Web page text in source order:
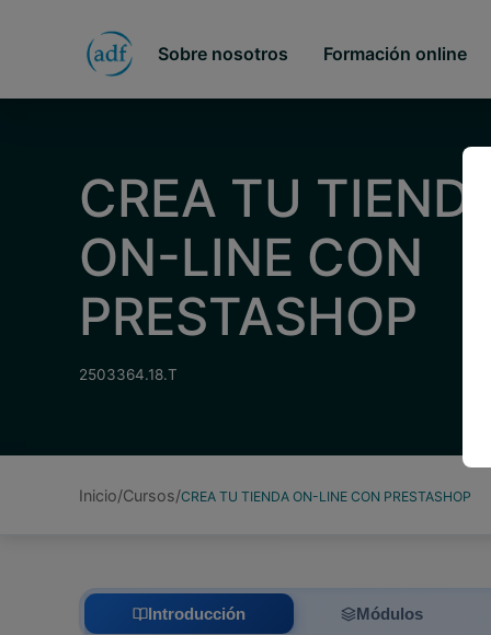
Sobre nosotros Formación online
CREA TU TIENDA
ON-LINE CON
PRESTASHOP
2503364.18.T
Inicio Cursos CREA TU TIENDA ON-LINE CON PRESTASHOP
Introducción Módulos